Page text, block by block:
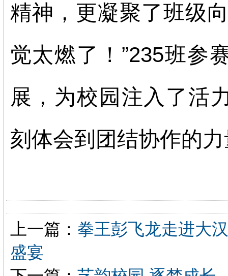
精神，更凝聚了班级
觉太燃了！”235班参
展，为校园注入了活
刻体会到团结协作的
上一篇： 拳王彭飞龙走进大
盛宴